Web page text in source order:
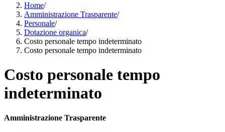
Home/
Amministrazione Trasparente/
Personale/
Dotazione organica/
Costo personale tempo indeterminato
Costo personale tempo indeterminato
Costo personale tempo
indeterminato
Amministrazione Trasparente